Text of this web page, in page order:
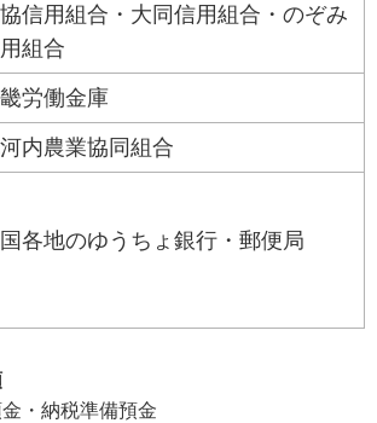
信用組合・大同信用組合・のぞみ
組合
労働金庫
内農業協同組合
各地のゆうちょ銀行・郵便局
・納税準備預金